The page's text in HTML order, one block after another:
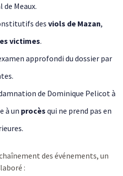
Meaux.
desviols de Mazan,
victimes.
approfondi du dossier par
de Dominique Pelicot à
à un procès qui ne prend pas en
des événements, un
: